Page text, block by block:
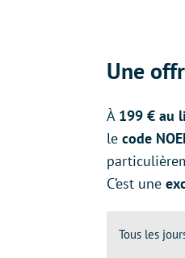
Une
À 199 € au
le code
C’est une
Tous les